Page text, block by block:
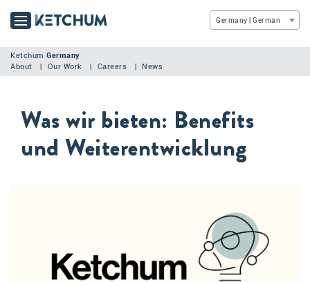
Germany | German
Ketchum Germany
About
Our Work Careers News
Was wir bieten: Benefits
und Weiterentwicklung